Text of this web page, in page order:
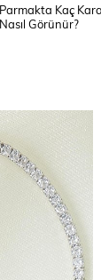
Parmakta Kaç
Nasıl Görünür?